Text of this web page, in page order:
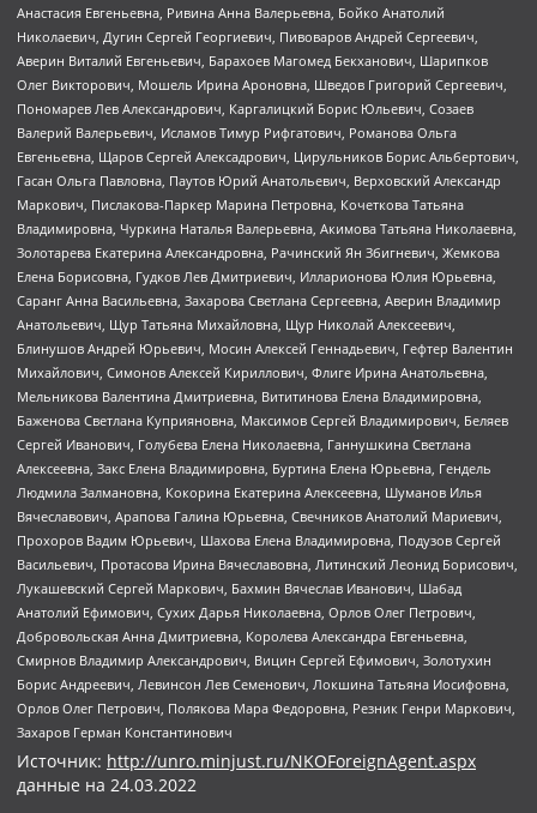
Анастасия Евгеньевна, Ривина Анна Валерьевна, Бойко Анатолий
Николаевич, Дугин Сергей Георгиевич, Пивоваров Андрей Сергеевич,
Аверин Виталий Евгеньевич, Барахоев Магомед Бекханович, Шарипков
Олег Викторович, Мошель Ирина Ароновна, Шведов Григорий Сергеевич,
Пономарев Лев Александрович, Каргалицкий Борис Юльевич, Созаев
Валерий Валерьевич, Исламов Тимур Рифгатович, Романова Ольга
Евгеньевна, Щаров Сергей Алексадрович, Цирульников Борис Альбертович,
Гасан Ольга Павловна, Паутов Юрий Анатольевич, Верховский Александр
Маркович, Пислакова-Паркер Марина Петровна, Кочеткова Татьяна
Владимировна, Чуркина Наталья Валерьевна, Акимова Татьяна Николаевна,
Золотарева Екатерина Александровна, Рачинский Ян Збигневич, Жемкова
Елена Борисовна, Гудков Лев Дмитриевич, Илларионова Юлия Юрьевна,
Саранг Анна Васильевна, Захарова Светлана Сергеевна, Аверин Владимир
Анатольевич, Щур Татьяна Михайловна, Щур Николай Алексеевич,
Блинушов Андрей Юрьевич, Мосин Алексей Геннадьевич, Гефтер Валентин
Михайлович, Симонов Алексей Кириллович, Флиге Ирина Анатольевна,
Мельникова Валентина Дмитриевна, Вититинова Елена Владимировна,
Баженова Светлана Куприяновна, Максимов Сергей Владимирович, Беляев
Сергей Иванович, Голубева Елена Николаевна, Ганнушкина Светлана
Алексеевна, Закс Елена Владимировна, Буртина Елена Юрьевна, Гендель
Людмила Залмановна, Кокорина Екатерина Алексеевна, Шуманов Илья
Вячеславович, Арапова Галина Юрьевна, Свечников Анатолий Мариевич,
Прохоров Вадим Юрьевич, Шахова Елена Владимировна, Подузов Сергей
Васильевич, Протасова Ирина Вячеславовна, Литинский Леонид Борисович,
Лукашевский Сергей Маркович, Бахмин Вячеслав Иванович, Шабад
Анатолий Ефимович, Сухих Дарья Николаевна, Орлов Олег Петрович,
Добровольская Анна Дмитриевна, Королева Александра Евгеньевна,
Смирнов Владимир Александрович, Вицин Сергей Ефимович, Золотухин
Борис Андреевич, Левинсон Лев Семенович, Локшина Татьяна Иосифовна,
Орлов Олег Петрович, Полякова Мара Федоровна, Резник Генри Маркович,
Захаров Герман Константинович
Источник: http://unro.minjust.ru/NKOForeignAgent.aspx
данные на 24.03.2022